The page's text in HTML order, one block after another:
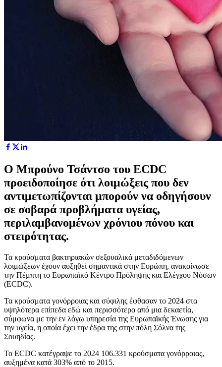
Ο Μπρούνο Τσάντσο του ECDC
προειδοποίησε ότι λοιμώξεις που δεν
αντιμετωπίζονται μπορούν να οδηγήσουν
σε σοβαρά προβλήματα υγείας,
περιλαμβανομένων χρόνιου πόνου και
στειρότητας.
Τα κρούσματα βακτηριακών σεξουαλικά μεταδιδόμενων
λοιμώξεων έχουν αυξηθεί σημαντικά στην Ευρώπη, ανακοίνωσε
την Πέμπτη το Ευρωπαϊκό Κέντρο Πρόληψης και Ελέγχου Νόσων
(ECDC).
Τα κρούσματα γονόρροιας και σύφιλης έφθασαν το 2024 στα
υψηλότερα επίπεδα εδώ και περισσότερο από μια δεκαετία,
σύμφωνα με την εν λόγω υπηρεσία της Ευρωπαϊκής Ένωσης για
την υγεία, η οποία έχει την έδρα της στην πόλη Σόλνα της
Σουηδίας.
Το ECDC κατέγραψε το 2024 106.331 κρούσματα γονόρροιας,
αυξημένα κατά 303% από το 2015.